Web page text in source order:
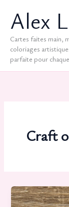
contenuAlex
Cartes faites main,
coloriages
parfaite pour
Craft